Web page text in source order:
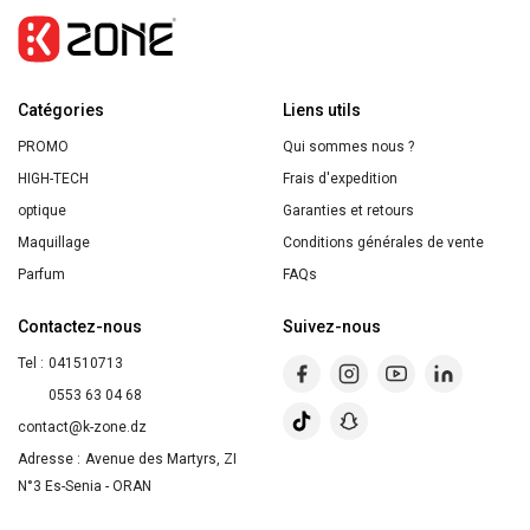
Professionnelle
Fixation
Expert
Fixation
300ml
Catégories
PROMO
HIGH-TECH
optique
Maquillage
Parfum
Liens utils
Qui sommes nous ?
Frais d'expedition
Garanties et retours
Conditions générales de vente
FAQs
Contactez-nous
Tel : 041510713
0553 63 04 68
contact@k-zone.dz
Adresse : Avenue des Martyrs, ZI
N°3 Es-Senia - ORAN
Suivez-nous